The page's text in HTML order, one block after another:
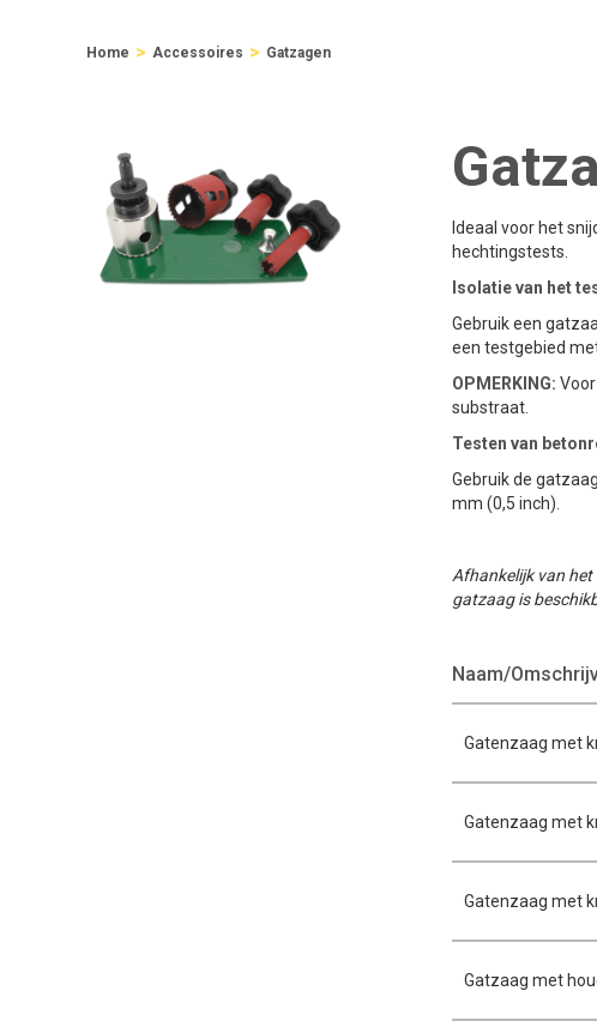
Home > Accessoires > Gatzagen
Ideaal voor het
hechtingstests.
Isolatie van het
Gebruik een
een testgebied
OPMERKING:
substraat.
Testen van
Gebruik de
mm (0,5 inch).
Afhankelijk van het
gatzaag is
Naam/
Gatenzaag met
Gatenzaag met
Gatenzaag met
Gatzaag met